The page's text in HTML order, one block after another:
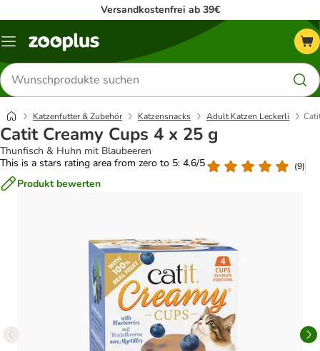
Versandkostenfrei ab 39€
Menü
Produkte
suchen
Katzenfutter & Zubehör Katzensnacks Adult Katzen Leckerli
Catit Creamy Cups 4 x 25 g
Thunfisch & Huhn mit Blaubeeren
This is a stars rating area from zero to 5: 4.6/5
(9)
Produkt bewerten